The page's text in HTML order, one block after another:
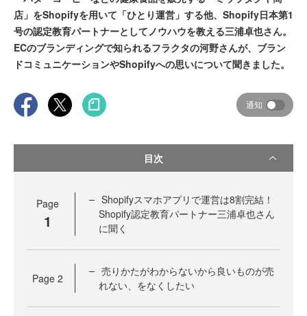
店」をShopifyを用いて「ひとり運営」する他、Shopify日本第1
号の認定教育パートナーとしてノウハウを教える三浦卓也さん。
ECのブランディングで知られるフラクタの河野さんが、ブラン
ドコミュニケーションやShopifyへの思いについて聞きました。
通知
目次
Page
1
Shopifyスマホアプリで運営は8割完結！
Shopify認定教育パートナー三浦卓也さん
に聞く
Page 2
売りかたがわからないから良いものが売
れない、をなくしたい